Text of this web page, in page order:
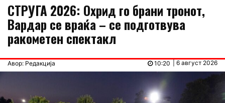
СТРУГА 2026: Охрид го брани тронот,
Вардар се враќа – се подготвува
ракометен спектакл
Авор: Редакција | 6 август 2026
10:20